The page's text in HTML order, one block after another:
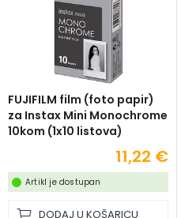
FUJIFILM film (foto papir)
za Instax Mini Monochrome
10kom (1x10 listova)
11,22 €
Artikl je dostupan
DODAJ U KOŠARICU